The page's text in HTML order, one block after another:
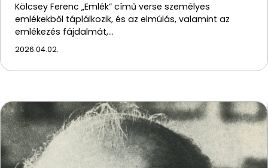
Kölcsey Ferenc „Emlék” című verse személyes
emlékekből táplálkozik, és az elmúlás, valamint az
emlékezés fájdalmát,…
2026.04.02.